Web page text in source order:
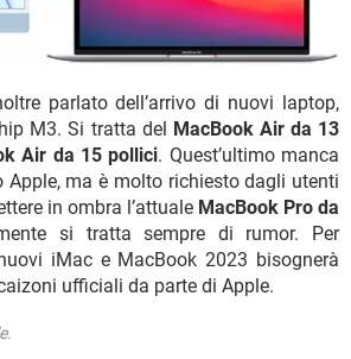
parlato dell’arrivo di nuovi laptop,
M3. Si tratta del MacBook Air da 13
Air da 15 pollici. Quest’ultimo manca
Apple, ma è molto richiesto dagli utenti
in ombra l’attuale MacBook Pro da
si tratta sempre di rumor. Per
iMac e MacBook 2023 bisognerà
ufficiali da parte di Apple.